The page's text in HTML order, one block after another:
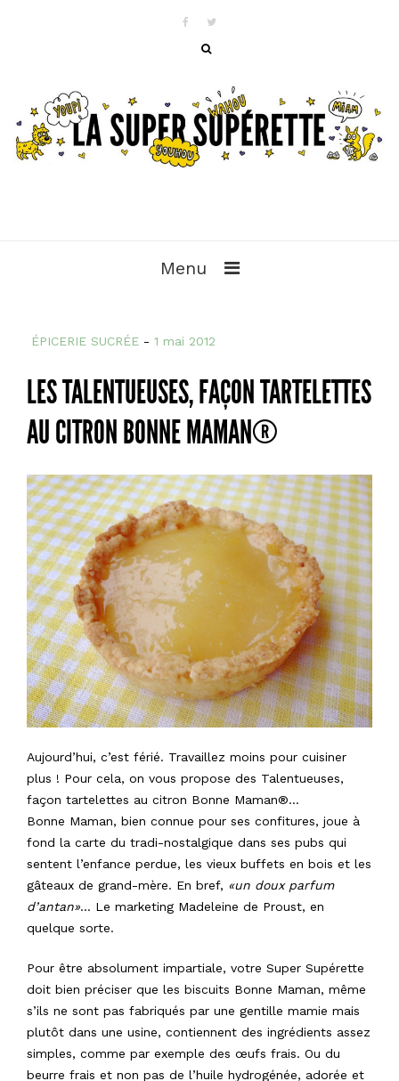
Menu
ÉPICERIE SUCRÉE - 1 mai 2012
LES TALENTUEUSES, FAÇON TARTELETTES
AU CITRON BONNE MAMAN®
Aujourd’hui, c’est férié. Travaillez moins pour cuisiner
plus ! Pour cela, on vous propose des Talentueuses,
façon tartelettes au citron Bonne Maman®…
Bonne Maman, bien connue pour ses confitures, joue à
fond la carte du tradi-nostalgique dans ses pubs qui
sentent l’enfance perdue, les vieux buffets en bois et les
gâteaux de grand-mère. En bref, «un doux parfum
d’antan»… Le marketing Madeleine de Proust, en
quelque sorte.
Pour être absolument impartiale, votre Super Supérette
doit bien préciser que les biscuits Bonne Maman, même
s’ils ne sont pas fabriqués par une gentille mamie mais
plutôt dans une usine, contiennent des ingrédients assez
simples, comme par exemple des œufs frais. Ou du
beurre frais et non pas de l’huile hydrogénée, adorée et